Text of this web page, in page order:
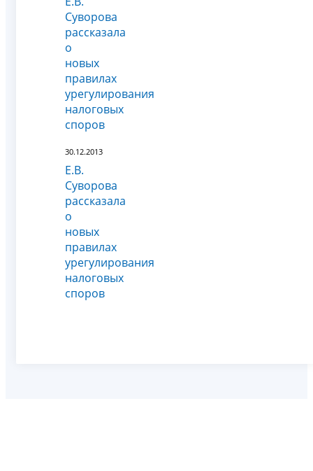
Суворова
рассказала
о
новых
правилах
урегулирования
налоговых
споров
30.12.2013
Е.В.
Суворова
рассказала
о
новых
правилах
урегулирования
налоговых
споров